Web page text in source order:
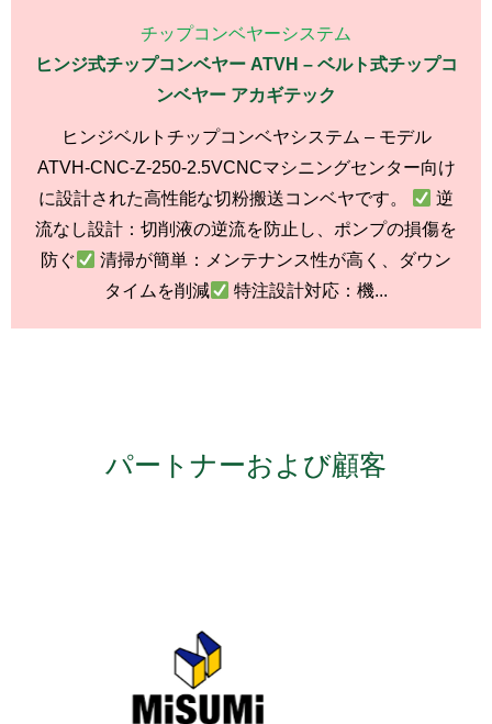
チップコンベヤーシステム
ヒンジ式チップコンベヤー ATVH – ベルト式チップコ
ンベヤー アカギテック
ヒンジベルトチップコンベヤシステム – モデル
ATVH-CNC-Z-250-2.5VCNCマシニングセンター向け
に設計された高性能な切粉搬送コンベヤです。
逆
流なし設計：切削液の逆流を防止し、ポンプの損傷を
防ぐ
清掃が簡単：メンテナンス性が高く、ダウン
タイムを削減
特注設計対応：機...
パートナーおよび顧客